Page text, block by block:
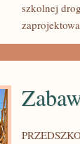
szkolnej